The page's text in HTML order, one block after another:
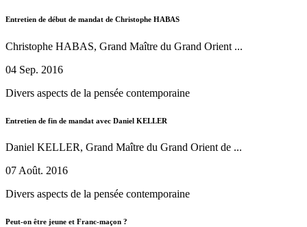
Entretien de début de mandat de Christophe HABAS
Christophe HABAS, Grand Maître du Grand Orient ...
04 Sep. 2016
Divers aspects de la pensée contemporaine
Entretien de fin de mandat avec Daniel KELLER
Daniel KELLER, Grand Maître du Grand Orient de ...
07 Août. 2016
Divers aspects de la pensée contemporaine
Peut-on être jeune et Franc-maçon ?